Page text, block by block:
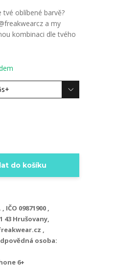
tvé oblíbené barvě?
a my
kombinaci dle tvého
do košíku
IČO 09871900 ,
43 Hrušovany,
,
osoba:
6+